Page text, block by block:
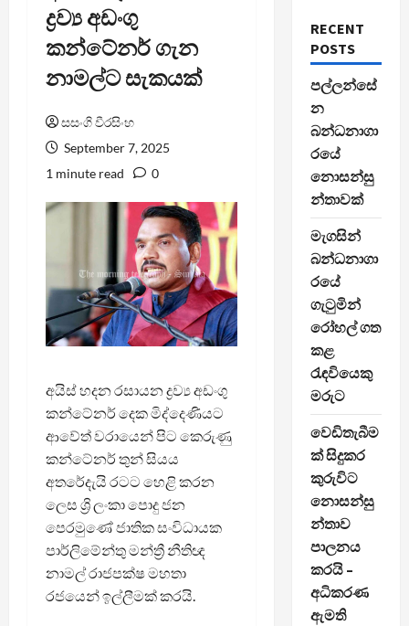
ද්‍රව්‍ය අඩංගු
කන්ටේනර් ගැන
නාමල්ට සැකයක්
සසංගි වීරසිංහ
September 7, 2025
1 minute read
0
අයිස් හදන රසායන ද්‍රව්‍ය අඩංගු
කන්ටේනර් දෙක මිද්දෙණියට
ආවේත් වරායෙන් පිට කෙරුණු
කන්ටේනර් තුන් සියය
අතරේදැයි රටට හෙළි කරන
ලෙස ශ්‍රි ලංකා පොදු ජන
පෙරමුණේ ජාතික සංවිධායක
පාර්ලිමේන්තු මන්ත්‍රී නීතිඥ
නාමල් රාජපක්ෂ මහතා
රජයෙන් ඉල්ලීමක් කරයි.
RECENT
POSTS
පල්ලන්සේ
න
බන්ධනාගා
රයේ
නොසන්සු
න්තාවක්
මැගසින්
බන්ධනාගා
රයේ
ගැටුමින්
රෝහල් ගත
කළ
රැඳවියෙකු
මරුට
වෙඩිතැබීම
ක් සිදුකර
කුරුවිට
නොසන්සු
න්තාව
පාලනය
කරයි –
අධිකරණ
ඇමති